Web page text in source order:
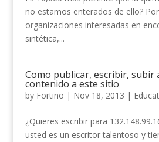
no estamos enterados de ello?
organizaciones interesadas en
sintética,...
Como publicar, escribir, subir
contenido a este sitio
by Fortino | Nov 18, 2013 |
¿Quieres escribir para
usted es un escritor talentoso y